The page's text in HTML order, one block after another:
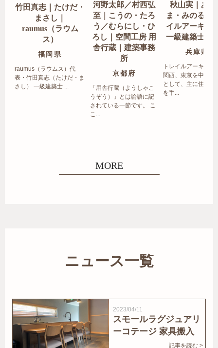
竹田真志｜たけだ・
まさし｜
raumus（ラウム
ス）
福岡県
raumus（ラウムス）代
表・竹田真志（たけだ・ま
さし） 一級建築士 ...
河野太郎／村西弘
至｜こうの・たろ
う／むらにし・ひ
ろし｜空間工房 用
舎行蔵｜建築事務
所
京都府
「用舎行蔵（ようしゃこ
うぞう）」とは論語に記
されている一節です。 こ
こ...
秋山実｜あき
ま・みのる｜
イルアーキテ
一級建築士事
兵庫県
トレイルアーキテク
関西、東京を中心エ
として、主に住宅の
を手...
MORE
ニュース一覧
2023/04/11
スモールラグジュアリ
ーコテージ 家具搬入
記事を読む >